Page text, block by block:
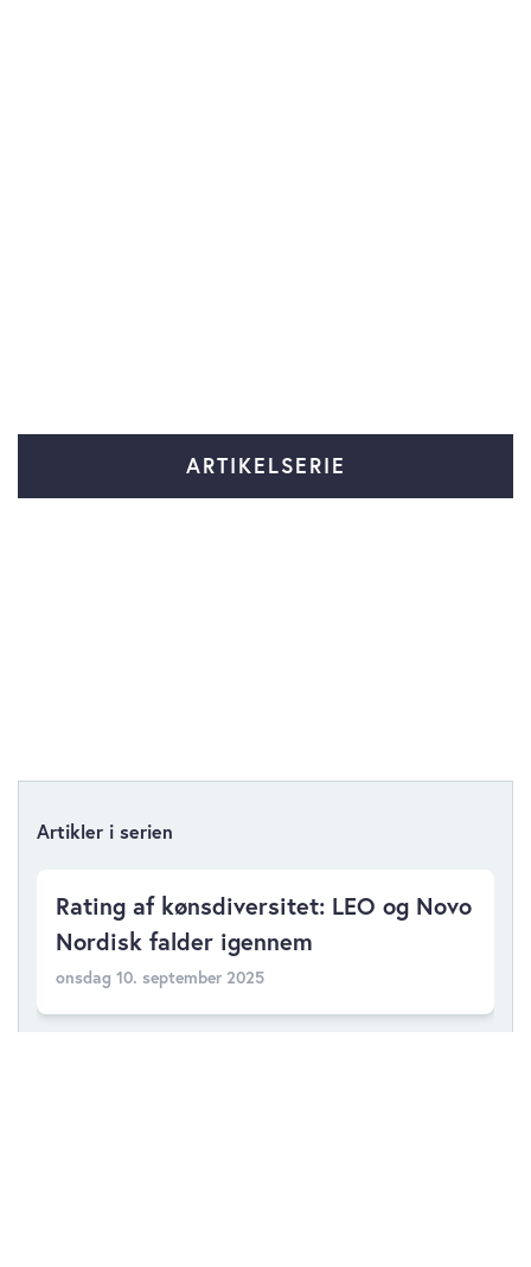
ARTIKELSERIE
Artikler i serien
Rating af kønsdiversitet: LEO og Novo
Nordisk falder igennem
onsdag 10. september 2025